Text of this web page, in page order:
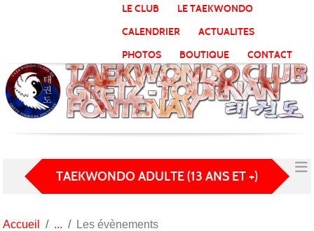
LE CLUB
LE TAEKWONDO
CALENDRIER
ACTUALITES
PHOTOS
BOUTIQUE CONTACT
TAEKWONDO ADULTE (13 ANS ET +)
Accueil Les évènements
Panneau de gestion des cookies